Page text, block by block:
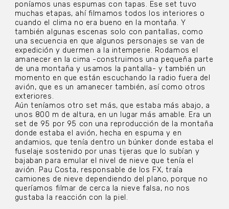
poníamos unas espumas con tapas. Ese set tuvo
muchas etapas, ahí filmamos todos los interiores o
cuando el clima no era bueno en la montaña. Y
también algunas escenas solo con pantallas, como
una secuencia en que algunos personajes se van de
expedición y duermen a la intemperie. Rodamos el
amanecer en la cima -construimos una pequeña parte
de una montaña y usamos la pantalla- y también un
momento en que están escuchando la radio fuera del
avión, que es un amanecer también, así como otros
exteriores.
Aún teníamos otro set más, que estaba más abajo, a
unos 800 m de altura, en un lugar más amable. Era un
set de 95 por 95 con una reproducción de la montaña
donde estaba el avión, hecha en espuma y en
andamios, que tenía dentro un búnker donde estaba el
fuselaje sostenido por unas tijeras que lo subían y
bajaban para emular el nivel de nieve que tenía el
avión. Pau Costa, responsable de los FX, traía
camiones de nieve dependiendo del plano, porque no
queríamos filmar de cerca la nieve falsa, no nos
gustaba la reacción con la piel.